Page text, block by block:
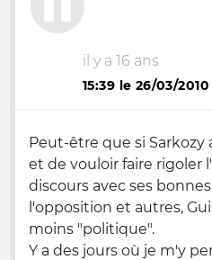
il y a 16 ans
15:39 le 26/03/2010
Peut-être que si Sarkozy
et de vouloir faire rigoler
discours avec ses
l'opposition et autres,
moins "politique".
Y a des jours où je m'y